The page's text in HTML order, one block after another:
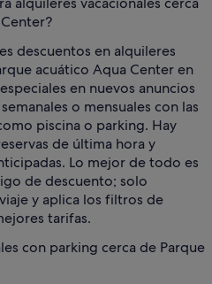
descuentos en alquileres
acuático Aqua Center en
en nuevos anuncios
o mensuales con las
piscina o parking. Hay
de última hora y
Lo mejor de todo es
de descuento; solo
y aplica los filtros de
tarifas.
con parking cerca de Parque